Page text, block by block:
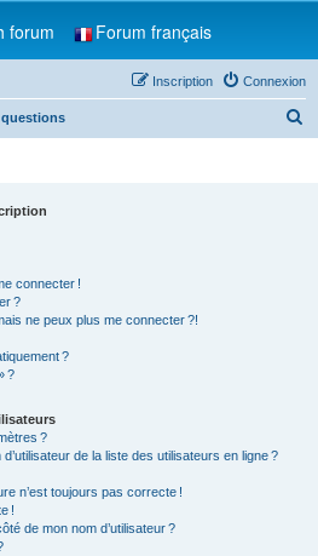
forum Forum français
Connexion
Inscription
connecter !
?
ne peux plus me connecter ?!
?
?
?
de la liste des utilisateurs en ligne ?
n’est toujours pas correcte !
!
de mon nom d’utilisateur ?